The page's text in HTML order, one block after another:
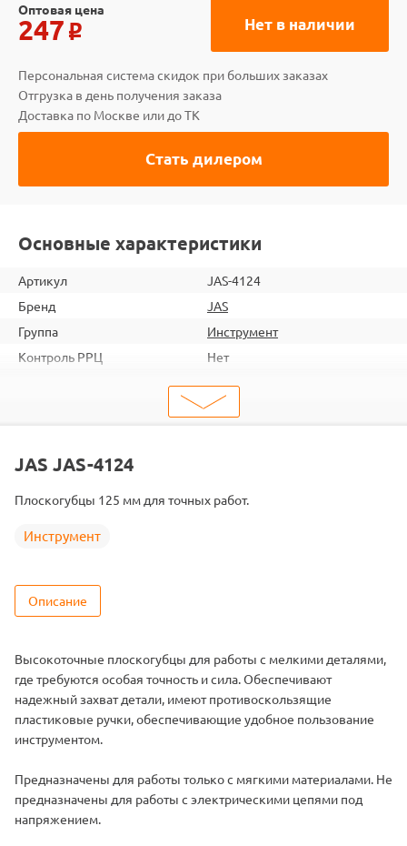
Нет в наличии
Оптовая цена
247 o
Персональная система скидок при больших заказах
Отгрузка в день получения заказа
Доставка по Москве или до ТК
Стать дилером
Основные характеристики
Артикул
JAS-4124
Бренд
JAS
Группа
Инструмент
Контроль РРЦ
Нет
Инструмент
JAS JAS-4124
Плоскогубцы 125 мм для точных работ.
Инструмент
Описание
Высокоточные плоскогубцы для работы с мелкими деталями,
где требуются особая точность и сила. Обеспечивают
надежный захват детали, имеют противоскользящие
пластиковые ручки, обеспечивающие удобное пользование
инструментом.
Предназначены для работы только с мягкими материалами. Не
предназначены для работы с электрическими цепями под
напряжением.